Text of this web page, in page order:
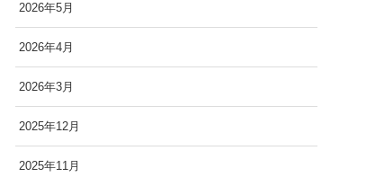
2026年5月
2026年4月
2026年3月
2025年12月
2025年11月